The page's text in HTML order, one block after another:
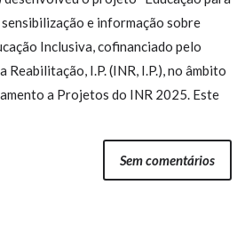
sensibilização e informação sobre
Inclusiva, cofinanciado pelo
I.P. (INR, I.P.), no âmbito
a Projetos do INR 2025. Este
Sem comentários